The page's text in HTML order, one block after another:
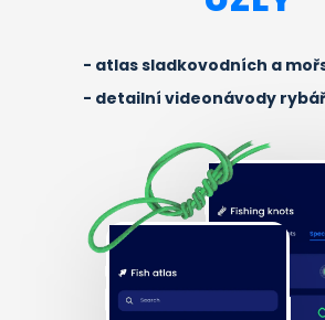
atlas sladkovodních a
detailní videonávody